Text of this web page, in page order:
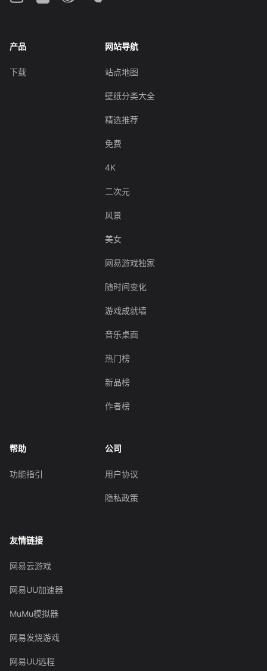
产品
下载
网站导航
站点地图
壁纸分类大全
精选推荐
免费
4K
二次元
风景
美女
网易游戏独家
随时间变化
游戏成就墙
音乐桌面
热门榜
新品榜
作者榜
帮助
功能指引
公司
用户协议
隐私政策
友情链接
网易云游戏
网易UU加速器
MuMu模拟器
网易发烧游戏
网易UU远程